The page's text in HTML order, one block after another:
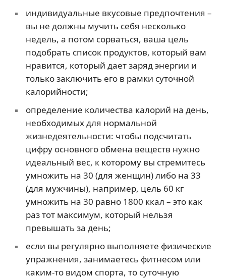
индивидуальные вкусовые предпочтения –
вы не должны мучить себя несколько
недель, а потом сорваться, ваша цель
подобрать список продуктов, который вам
нравится, который дает заряд энергии и
только заключить его в рамки суточной
калорийности;
определение количества калорий на день,
необходимых для нормальной
жизнедеятельности: чтобы подсчитать
цифру основного обмена веществ нужно
идеальный вес, к которому вы стремитесь
умножить на 30 (для женщин) либо на 33
(для мужчины), например, цель 60 кг
умножить на 30 равно 1800 ккал – это как
раз тот максимум, который нельзя
превышать за день;
если вы регулярно выполняете физические
упражнения, занимаетесь фитнесом или
каким-то видом спорта, то суточную